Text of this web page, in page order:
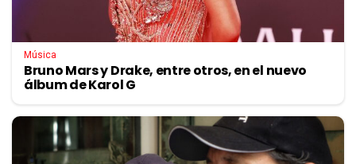
Música
Bruno Mars y Drake, entre otros, en el nuevo
álbum de Karol G